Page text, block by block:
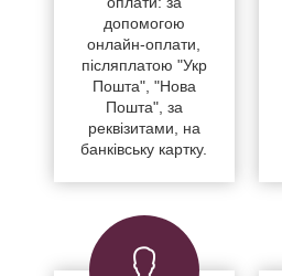
допомогою
онлайн-оплати,
післяплатою "Укр
Пошта", "Нова
Пошта", за
реквізитами, на
банківську картку.